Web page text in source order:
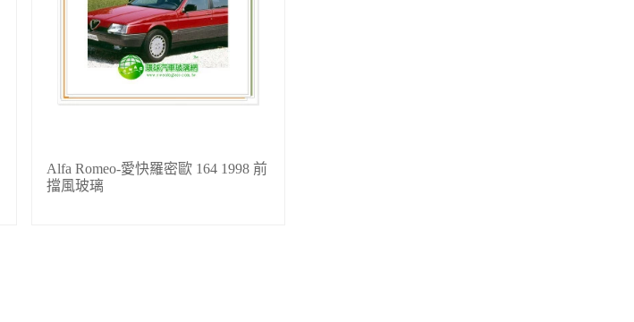
Alfa Romeo-愛快羅密歐 164 1998 前
擋風玻璃